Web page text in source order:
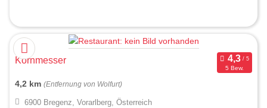
Kornmesser
5 Bew.
4,2 km (Entfernung von Wolfurt)
6900 Bregenz, Vorarlberg, Österreich